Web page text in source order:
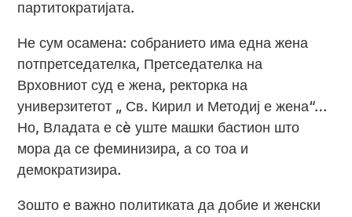
партитократијата.
Не сум осамена: собранието има една жена
потпретседателка, Претседателка на
Врховниот суд е жена, ректорка на
универзитетот „ Св. Кирил и Методиј е жена“…
Но, Владата е сè уште машки бастион што
мора да се феминизира, а со тоа и
демократизира.
Зошто е важно политиката да добие и женски